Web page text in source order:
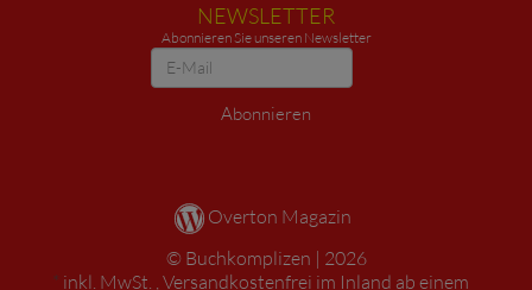
NEWSLETTER
Abonnieren Sie unseren Newsletter
Newsletter
Abonnieren
Overton Magazin
Buchkomplizen
2026
* inkl. MwSt. , Versandkostenfrei im Inland ab einem